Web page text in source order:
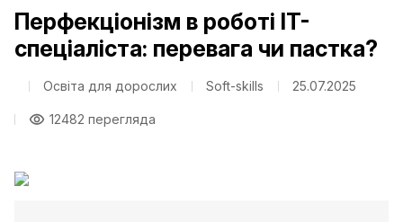
Перфекціонізм в роботі IT-
спеціаліста: перевага чи пастка?
Освіта для дорослих Soft-skills 25.07.2025
12482 перегляда